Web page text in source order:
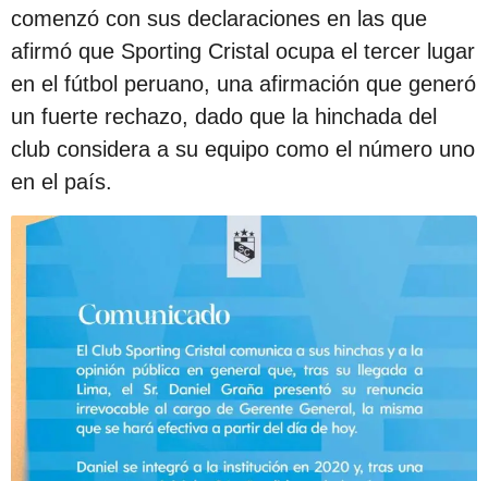
comenzó con sus declaraciones en las que
afirmó que Sporting Cristal ocupa el tercer lugar
en el fútbol peruano, una afirmación que generó
un fuerte rechazo, dado que la hinchada del
club considera a su equipo como el número uno
en el país.